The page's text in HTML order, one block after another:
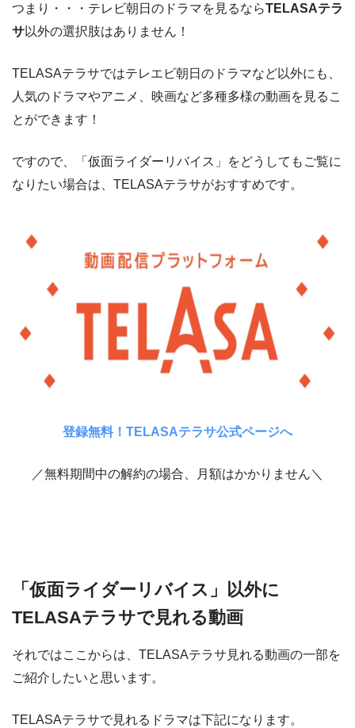
つまり・・・テレビ朝日のドラマを見るならTELASAテラ
サ以外の選択肢はありません！
TELASAテラサではテレエビ朝日のドラマなど以外にも、
人気のドラマやアニメ、映画など多種多様の動画を見るこ
とができます！
ですので、「仮面ライダーリバイス」をどうしてもご覧に
なりたい場合は、TELASAテラサがおすすめです。
登録無料！TELASAテラサ公式ページへ
／無料期間中の解約の場合、月額はかかりません＼
「仮面ライダーリバイス」以外に
TELASAテラサで見れる動画
それではここからは、TELASAテラサ見れる動画の一部を
ご紹介したいと思います。
TELASAテラサで見れるドラマは下記になります。